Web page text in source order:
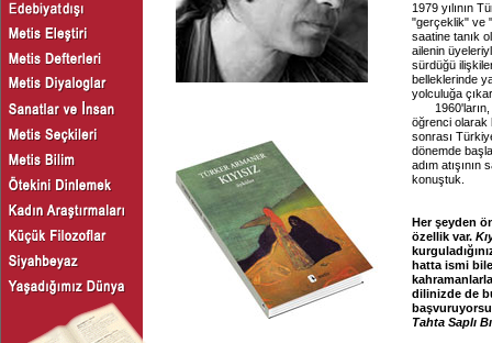
1979 yılının
"gerçeklik" ve
saatine tanık
ailenin
sürdüğü
belleklerinde
yolculuğa
1960'ların,
öğrenci olarak
sonrası
dönemde
adım atışının
konuştuk.
Her şeyden
özellik var.
hatta ismi
dilinizde de
Tahta Saplı